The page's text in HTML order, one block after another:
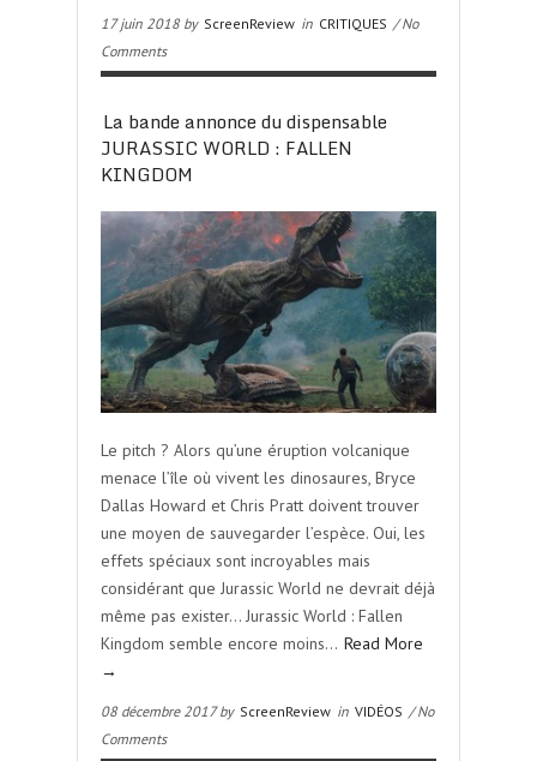
17 juin 2018 by ScreenReview in CRITIQUES / No
Comments
La bande annonce du dispensable
JURASSIC WORLD : FALLEN
KINGDOM
Le pitch ? Alors qu’une éruption volcanique
menace l’île où vivent les dinosaures, Bryce
Dallas Howard et Chris Pratt doivent trouver
une moyen de sauvegarder l’espèce. Oui, les
effets spéciaux sont incroyables mais
considérant que Jurassic World ne devrait déjà
même pas exister… Jurassic World : Fallen
Kingdom semble encore moins… Read More
→
08 décembre 2017 by ScreenReview in VIDÉOS / No
Comments